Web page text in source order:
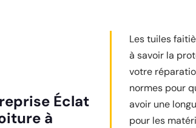
Éclat
à
Les tuiles
à savoir la
votre
normes pour
avoir une
pour les